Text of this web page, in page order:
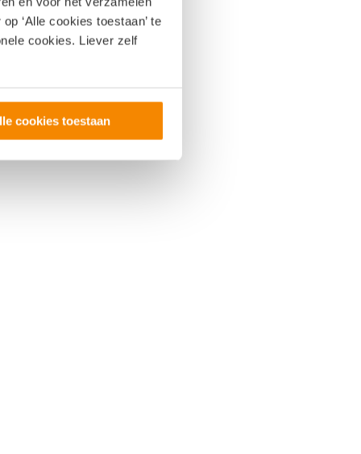
‘Alle cookies toestaan’ te
cookies. Liever zelf
cookies toestaan